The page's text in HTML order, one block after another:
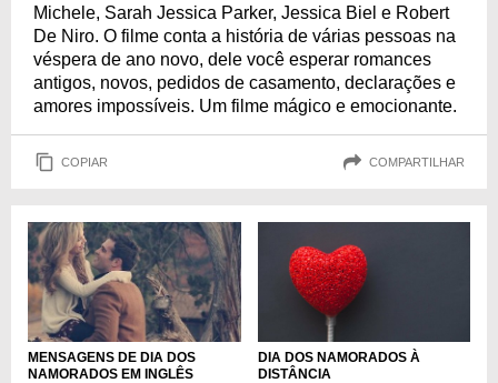
Michele, Sarah Jessica Parker, Jessica Biel e Robert
De Niro. O filme conta a história de várias pessoas na
véspera de ano novo, dele você esperar romances
antigos, novos, pedidos de casamento, declarações e
amores impossíveis. Um filme mágico e emocionante.
COPIAR COMPARTILHAR
MENSAGENS DE DIA DOS
NAMORADOS EM INGLÊS
DIA DOS NAMORADOS À
DISTÂNCIA